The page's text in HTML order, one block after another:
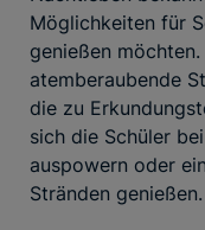
Möglichkeiten für
genießen
atemberaubende
die zu
sich die Schüler
auspowern oder
Stränden genießen.